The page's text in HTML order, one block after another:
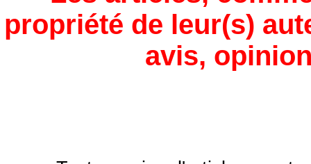
propriété de leur(s)
avis,